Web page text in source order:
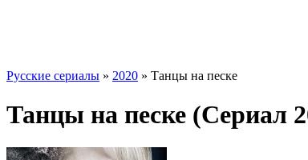
Русские сериалы » 2020 » Танцы на песке
Танцы на песке (Сериал